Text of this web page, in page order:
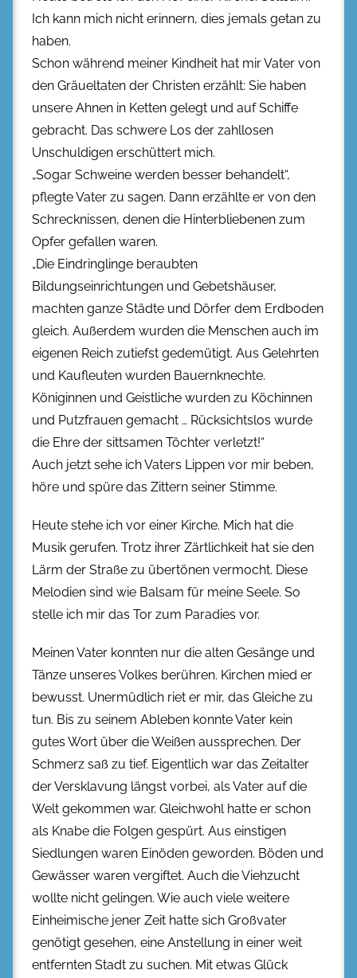
Ich kann mich nicht erinnern, dies jemals getan zu
haben.
Schon während meiner Kindheit hat mir Vater von
den Gräueltaten der Christen erzählt: Sie haben
unsere Ahnen in Ketten gelegt und auf Schiffe
gebracht. Das schwere Los der zahllosen
Unschuldigen erschüttert mich.
„Sogar Schweine werden besser behandelt“,
pflegte Vater zu sagen. Dann erzählte er von den
Schrecknissen, denen die Hinterbliebenen zum
Opfer gefallen waren.
„Die Eindringlinge beraubten
Bildungseinrichtungen und Gebetshäuser,
machten ganze Städte und Dörfer dem Erdboden
gleich. Außerdem wurden die Menschen auch im
eigenen Reich zutiefst gedemütigt. Aus Gelehrten
und Kaufleuten wurden Bauernknechte.
Königinnen und Geistliche wurden zu Köchinnen
und Putzfrauen gemacht … Rücksichtslos wurde
die Ehre der sittsamen Töchter verletzt!“
Auch jetzt sehe ich Vaters Lippen vor mir beben,
höre und spüre das Zittern seiner Stimme.
Heute stehe ich vor einer Kirche. Mich hat die
Musik gerufen. Trotz ihrer Zärtlichkeit hat sie den
Lärm der Straße zu übertönen vermocht. Diese
Melodien sind wie Balsam für meine Seele. So
stelle ich mir das Tor zum Paradies vor.
Meinen Vater konnten nur die alten Gesänge und
Tänze unseres Volkes berühren. Kirchen mied er
bewusst. Unermüdlich riet er mir, das Gleiche zu
tun. Bis zu seinem Ableben konnte Vater kein
gutes Wort über die Weißen aussprechen. Der
Schmerz saß zu tief. Eigentlich war das Zeitalter
der Versklavung längst vorbei, als Vater auf die
Welt gekommen war. Gleichwohl hatte er schon
als Knabe die Folgen gespürt. Aus einstigen
Siedlungen waren Einöden geworden. Böden und
Gewässer waren vergiftet. Auch die Viehzucht
wollte nicht gelingen. Wie auch viele weitere
Einheimische jener Zeit hatte sich Großvater
genötigt gesehen, eine Anstellung in einer weit
entfernten Stadt zu suchen. Mit etwas Glück